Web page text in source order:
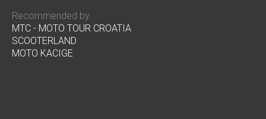
Recommended by
MTC - MOTO TOUR CROATIA
SCOOTERLAND
MOTO KACIGE